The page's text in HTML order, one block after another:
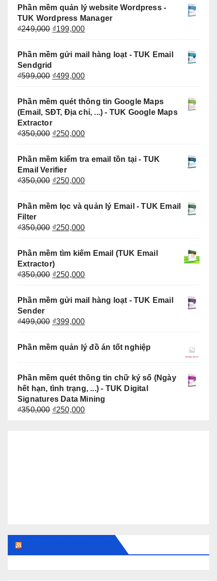
₫299,000.
tại
là:
₫249,000.
Phần mềm quản lý website Wordpress -
TUK Wordpress Manager
₫249,000 Giá
₫249,000.
₫199,000Giá
tại
Phần mềm gửi mail hàng loạt - TUK Email
Sendgrid
₫599,000 Giá
₫599,000.
₫499,000Giá
tại
là:
₫499,000.
Phần mềm quét thông tin Google Maps
(Email, SĐT, Địa chỉ, ...) - TUK Google Maps
Extractor
₫350,000 Giá
là:
₫350,000.
₫250,000Giá
Phần mềm kiểm tra email tồn tại - TUK
Email Verifier
₫350,000 Giá
là:
₫350,000.
₫250,000Giá
là:
Phần mềm lọc và quản lý Email - TUK Email
Filter
₫350,000 Giá
₫350,000.
₫250,000Giá
Phần mềm tìm kiếm Email (TUK Email
Extractor)
₫350,000 Giá
₫350,000.
₫250,000Giá
tại
Phần mềm gửi mail hàng loạt - TUK Email
Sender
₫499,000 Giá
₫499,000.
₫399,000Giá
tại
là:
Phần mềm quản lý đồ án tốt nghiệp
Phần mềm quét thông tin chữ ký số (Ngày
hết hạn, tình trạng, ...) - TUK Digital
Signatures Data Mining
₫350,000 Giá
₫250,000Giá